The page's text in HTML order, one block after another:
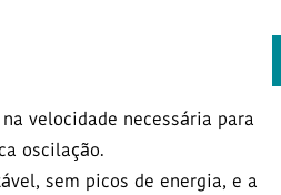
velocidade necessária para
oscilação.
sem picos de energia, e a